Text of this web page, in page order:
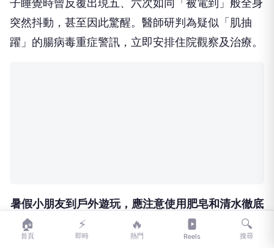
也隨之升高。彰化秀傳醫院近日收治一名1歲幼童，
因高燒39℃、食慾明顯下降就醫，檢查發現上顎後
方布滿水泡及潰瘍，確診感染腸病毒。家長表示，孩
🏠
首頁
⚡
即時
🔥
熱門 Reels
🔍
搜尋